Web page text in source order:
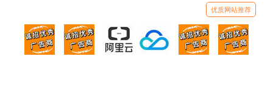
优质网站推荐
顶部广告位1
广告位招商_广告位待售
顶部广告位2
广告位招商_广告位待售
阿里云
打折活动、99元/年
腾讯云
优惠打折，99元/年
顶部广告位5
广告位招商_